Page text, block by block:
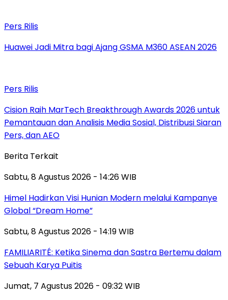
Pers Rilis
Huawei Jadi Mitra bagi Ajang GSMA M360 ASEAN 2026
Pers Rilis
Cision Raih MarTech Breakthrough Awards 2026 untuk
Pemantauan dan Analisis Media Sosial, Distribusi Siaran
Pers, dan AEO
Berita Terkait
Sabtu, 8 Agustus 2026 - 14:26 WIB
Himel Hadirkan Visi Hunian Modern melalui Kampanye
Global “Dream Home”
Sabtu, 8 Agustus 2026 - 14:19 WIB
FAMILIARITÉ: Ketika Sinema dan Sastra Bertemu dalam
Sebuah Karya Puitis
Jumat, 7 Agustus 2026 - 09:32 WIB